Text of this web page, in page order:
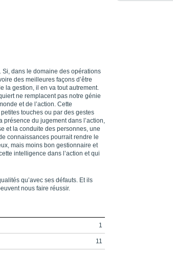
Si, dans le domaine des opérations
des meilleures façons d’être
la gestion, il en va tout autrement.
ne remplacent pas notre génie
et de l’action. Cette
touches ou par des gestes
du jugement dans l’action,
et la conduite des personnes, une
connaissances pourrait rendre le
mais moins bon gestionnaire et
intelligence dans l’action et qui
qu’avec ses défauts. Et ils
nous faire réussir.
1
11